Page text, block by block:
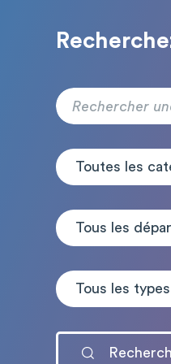
Toutes les
Tous les
Tous les